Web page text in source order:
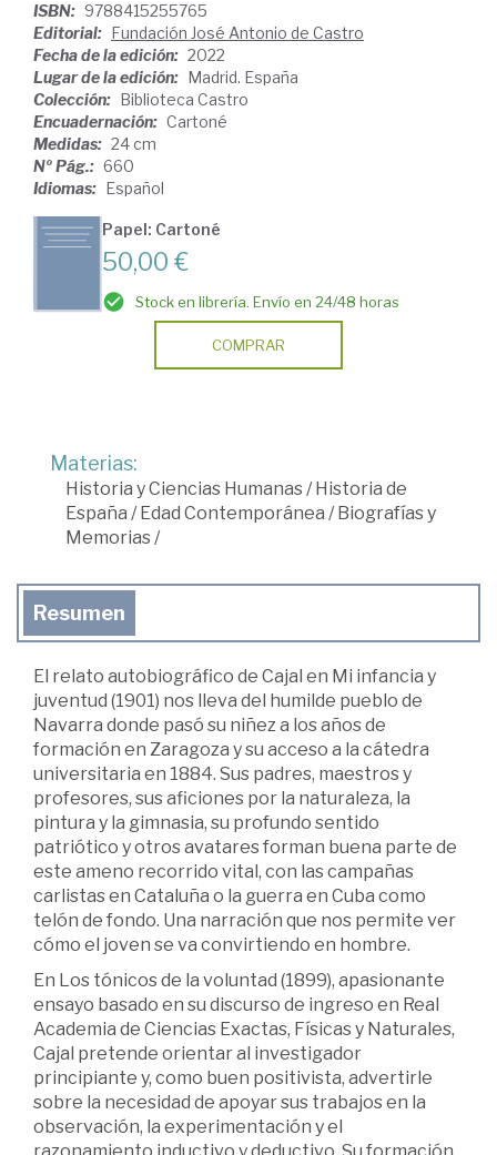
ISBN: 9788415255765
Editorial: Fundación José Antonio de Castro
Fecha de la edición: 2022
Lugar de la edición: Madrid. España
Colección: Biblioteca Castro
Encuadernación: Cartoné
Medidas: 24 cm
Nº Pág.: 660
Idiomas: Español
Papel: Cartoné
50,00 €
Stock en librería. Envío en 24/48 horas
COMPRAR
Materias:
Historia y Ciencias Humanas/ Historia de
España / Edad Contemporánea / Biografías y
Memorias/
Resumen
El relato autobiográfico de Cajal en Mi infancia y
juventud (1901) nos lleva del humilde pueblo de
Navarra donde pasó su niñez a los años de
formación en Zaragoza y su acceso a la cátedra
universitaria en 1884. Sus padres, maestros y
profesores, sus aficiones por la naturaleza, la
pintura y la gimnasia, su profundo sentido
patriótico y otros avatares forman buena parte de
este ameno recorrido vital, con las campañas
carlistas en Cataluña o la guerra en Cuba como
telón de fondo. Una narración que nos permite ver
cómo el joven se va convirtiendo en hombre.
En Los tónicos de la voluntad (1899), apasionante
ensayo basado en su discurso de ingreso en Real
Academia de Ciencias Exactas, Físicas y Naturales,
Cajal pretende orientar al investigador
principiante y, como buen positivista, advertirle
sobre la necesidad de apoyar sus trabajos en la
observación, la experimentación y el